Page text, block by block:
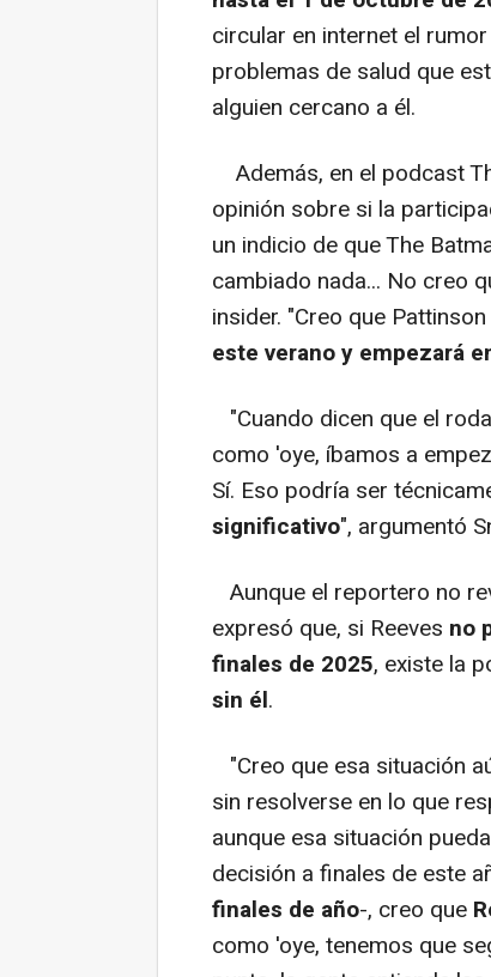
circular en internet el
problemas de salud que
alguien cercano a él.
Además, en el podcast
opinión sobre si la
un indicio de que The
cambiado nada... No creo
insider. "Creo que
este verano y empezará
"Cuando dicen que el
como 'oye, íbamos a
Sí. Eso podría ser
significativo", argumentó
Aunque el reportero no
expresó que, si Reeves no
finales de 2025, existe la
sin él.
"Creo que esa situación
sin resolverse en lo que
aunque esa situación
decisión a finales de este
finales de año-, creo que
como 'oye, tenemos que